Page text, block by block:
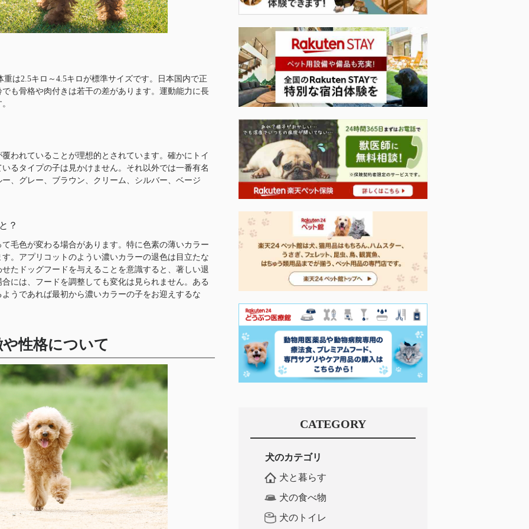
は2.5キロ～4.5キロが標準サイズです。日本国内で正
も骨格や肉付きは若干の差があります。運動能力に長
われていることが理想的とされています。確かにトイ
るタイプの子は見かけません。それ以外では一番有名
、グレー、ブラウン、クリーム、シルバー、ベージ
？
毛色が変わる場合があります。特に色素の薄いカラー
。アプリコットのようい濃いカラーの退色は目立たな
たドッグフードを与えることを意識すると、著しい退
には、フードを調整しても変化は見られません。ある
うであれば最初から濃いカラーの子をお迎えするな
性格について
CATEGORY
犬のカテゴリ
犬と暮らす
犬の食べ物
犬のトイレ